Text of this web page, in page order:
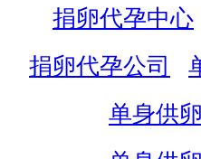
捐卵代孕中心
捐卵代孕公司
单身供